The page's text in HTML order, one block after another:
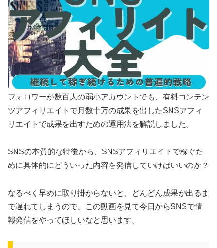
フォロワーが数百人の弱小アカウントでも、有料コンテン
ツアフィリエイトで月数十万の成果を出したSNSアフィ
リエイトで成果を出すための運用法を解説しました。
SNSの本質的な特徴から、SNSアフィリエイトで稼ぐた
めに具体的にどういった内容を発信していけばいいのか？
なるべく早めに取り掛からないと、どんどん成果が出るま
で遅れてしまうので、この動画を見て今日からSNSで情
報発信をやってほしいなと思います。